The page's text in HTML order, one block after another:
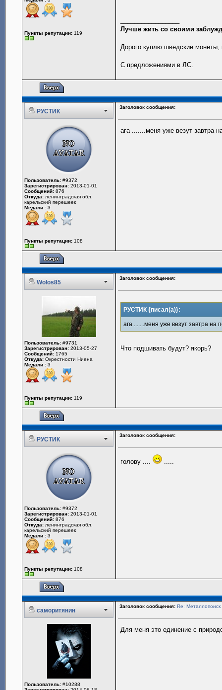
Пункты репутации: 119
Лучше жить со своими
Дорого куплю шведские
С предложениями в ЛС.
РУСТИК
Заголовок сообщения:
Пользователь: #9372
Зарегистрирован: 2013-01-01
Сообщений: 876
Откуда: ленинградская обл.
карельский перешеек
Медали : 3
Пункты репутации: 108
ага .......меня уже везут завтра
Wolos85
Заголовок сообщения:
Пользователь: #9731
Зарегистрирован: 2013-05-27
Сообщений: 1765
Откуда: Окрестности Ниена
Медали : 3
Пункты репутации: 119
РУСТИК {писал(а)}:
ага .......меня уже везут завтра на
Что подшивать будут? якорь?
РУСТИК
Заголовок сообщения:
Пользователь: #9372
Зарегистрирован: 2013-01-01
Сообщений: 876
Откуда: ленинградская обл.
карельский перешеек
Медали : 3
Пункты репутации: 108
голову .... .....
саморитянин
Заголовок сообщения: Re:
Пользователь: #10288
Для меня это единение с